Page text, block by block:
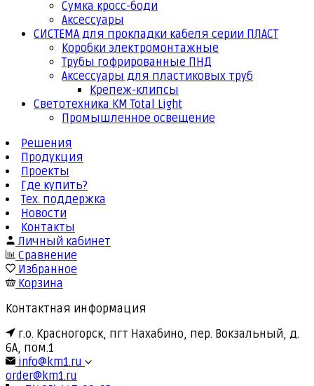
Сумка кросс-боди
Аксессуары
СИСТЕМА для прокладки кабеля серии ПЛАСТ
Коробки электромонтажные
Трубы гофрированные ПНД
Аксессуары для пластиковых труб
Крепеж-клипсы
Светотехника КМ Total Light
Промышленное освещение
Решения
Продукция
Проекты
Где купить?
Тех. поддержка
Новости
Контакты
Личный кабинет
Сравнение
Избранное
Корзина
Контактная информация
г.о. Красногорск, пгт Нахабино, пер. Вокзальный, д.
6А, пом.1
info@km1.ru
order@km1.ru